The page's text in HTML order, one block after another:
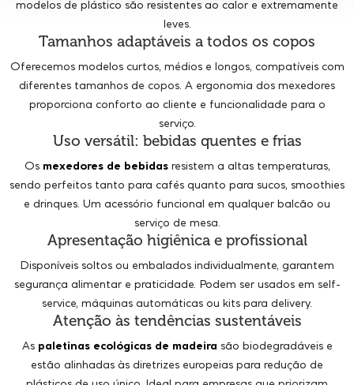
modelos de plástico são resistentes ao calor e extremamente
leves.
Tamanhos adaptáveis a todos os copos
Oferecemos modelos curtos, médios e longos, compatíveis com
diferentes tamanhos de copos. A ergonomia dos mexedores
proporciona conforto ao cliente e funcionalidade para o
serviço.
Uso versátil: bebidas quentes e frias
Os mexedores de bebidasresistem a altas temperaturas,
sendo perfeitos tanto para cafés quanto para sucos, smoothies
e drinques. Um acessório funcional em qualquer balcão ou
serviço de mesa.
Apresentação higiênica e profissional
Disponíveis soltos ou embalados individualmente, garantem
segurança alimentar e praticidade. Podem ser usados em self-
service, máquinas automáticas ou kits para delivery.
Atenção às tendências sustentáveis
As paletinas ecológicas de madeira são biodegradáveis e
estão alinhadas às diretrizes europeias para redução de